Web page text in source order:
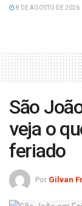
8 DE AGOSTO DE 2026
São
veja o
feriado
Por Gilvan